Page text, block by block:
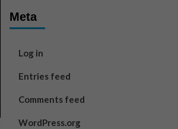
Meta
Log in
Entries feed
Comments feed
WordPress.org